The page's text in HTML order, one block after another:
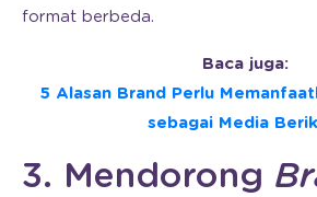
format berbeda.
Baca juga:
5 Alasan Brand Perlu
sebagai Media
3. Mendorong